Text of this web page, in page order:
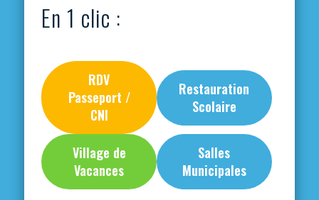
En 1 clic :
RDV
Passeport /
CNI
Restauration
Scolaire
Village de
Vacances
Salles
Municipales